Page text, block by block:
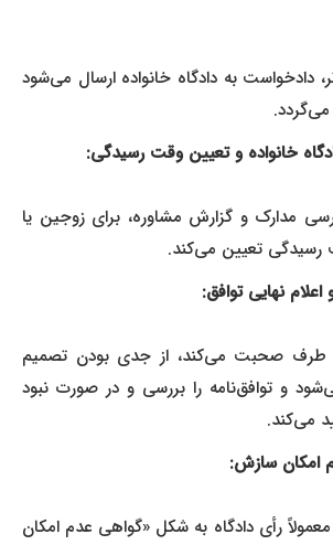
دادخواست به دادگاه خانواده ارسال می‌شود
خانواده و تعیین وقت رسیدگی:
مدارک و گزارش مشاوره، برای زوجین یا
تعیین می‌کند.
نهایی توافق:
صحبت می‌کند، از جدی بودن تصمیم
و توافق‌نامه را بررسی و در صورت نبود
سازش:
رأی دادگاه به شکل «گواهی عدم امکان